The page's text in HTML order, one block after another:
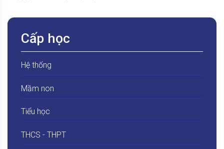
Cấp học
Hệ thống
Mầm non
Tiểu học
THCS - THPT